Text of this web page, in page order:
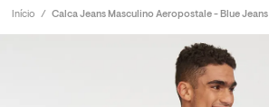
Início Calca Jeans Masculino Aeropostale - Blue Jeans